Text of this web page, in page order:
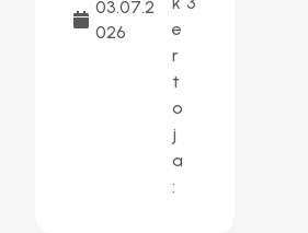
03.07.2
026
e
r
t
o
j
a
: